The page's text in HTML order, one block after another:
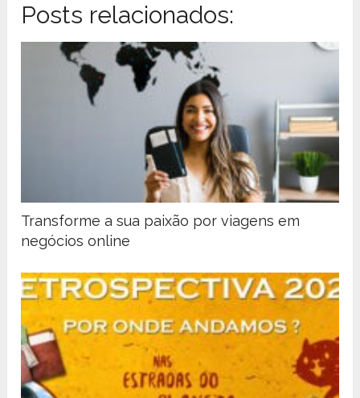
Posts relacionados:
Transforme a sua paixão por viagens em
negócios online